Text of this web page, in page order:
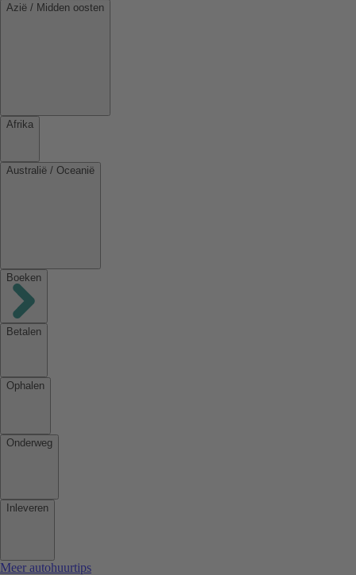
Azië / Midden oosten
Afrika
Australië / Oceanië
Boeken
Betalen
Ophalen
Onderweg
Inleveren
Meer autohuurtips